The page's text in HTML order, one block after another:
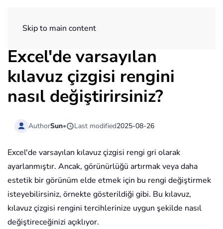
Skip to main content
Excel'de varsayılan
kılavuz çizgisi rengini
nasıl değiştirirsiniz?
AuthorSun• Last modified2025-08-26
Excel'de varsayılan kılavuz çizgisi rengi gri olarak
ayarlanmıştır. Ancak, görünürlüğü artırmak veya daha
estetik bir görünüm elde etmek için bu rengi değiştirmek
isteyebilirsiniz, örnekte gösterildiği gibi. Bu kılavuz,
kılavuz çizgisi rengini tercihlerinize uygun şekilde nasıl
değiştireceğinizi açıklıyor.